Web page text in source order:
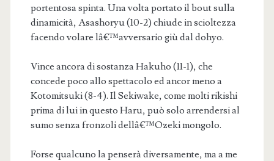
portentosa spinta. Una volta portato il bout sulla
dinamicità, Asashoryu (10-2) chiude in scioltezza
facendo volare lâ€™avversario giù dal dohyo.
Vince ancora di sostanza Hakuho (11-1), che
concede poco allo spettacolo ed ancor meno a
Kotomitsuki (8-4). Il Sekiwake, come molti rikishi
prima di lui in questo Haru, può solo arrendersi al
sumo senza fronzoli dellâ€™Ozeki mongolo.
Forse qualcuno la penserà diversamente, ma a me